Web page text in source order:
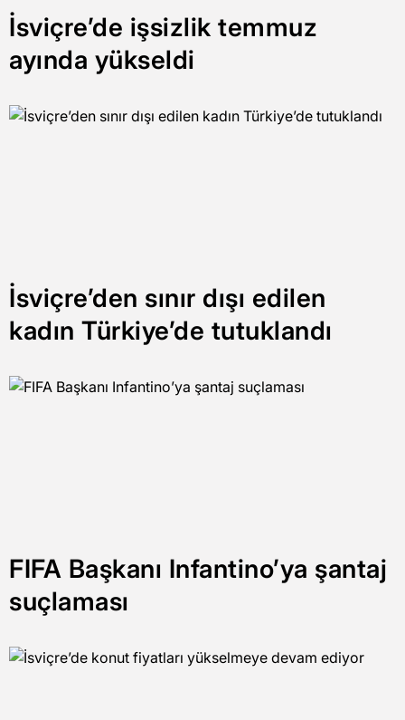
İsviçre’de işsizlik temmuz
ayında yükseldi
İsviçre’den sınır dışı edilen
kadın Türkiye’de tutuklandı
FIFA Başkanı Infantino’ya şantaj
suçlaması